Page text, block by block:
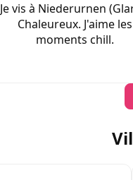
Je vis à Niederurnen
Chaleureux. J'aime les
moments chill.